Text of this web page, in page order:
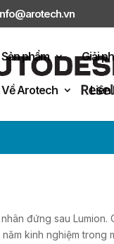
Sản phẩm Giải
Về Arotech Liên
đứng sau
kinh nghiệm